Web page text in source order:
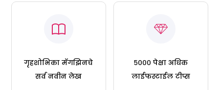
गृहशोभिका मॅगझिनचे
सर्व नवीन लेख
५००० पेक्षा अधिक
लाईफस्टाईल टीप्स